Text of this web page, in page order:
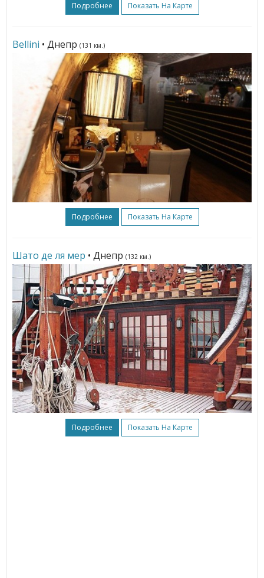
Подробнее Показать На Карте
Bellini • Днепр (131 км.)
Подробнее Показать На Карте
Шато де ля мер • Днепр (132 км.)
Подробнее Показать На Карте